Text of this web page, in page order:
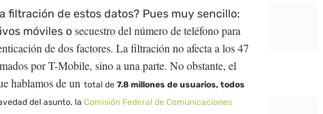
filtración de estos datos? Pues muy sencillo:
móviles osecuestro del número de teléfono para
de dos factores. La filtración no afecta a los 47
por T-Mobile, sino a una parte. No obstante, el
hablamos de untotal de7.8 millones de usuarios, todos
del asunto, laComisión Federal de Comunicaciones